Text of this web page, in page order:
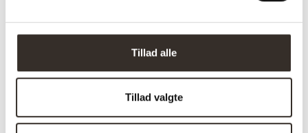
Tillad alle
Tillad valgte
I udstilling: Nej
Glas, Stål
Farve: Messing
48 cm